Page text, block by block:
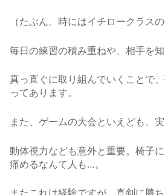
（たぶん。時にはイチロークラス
毎日の練習の積み重ねや、相手を知
真っ直ぐに取り組んでいくことで
ってあります。
また、ゲームの大会といえども、
動体視力なども意外と重要。椅子
痛めるなんて人も…。